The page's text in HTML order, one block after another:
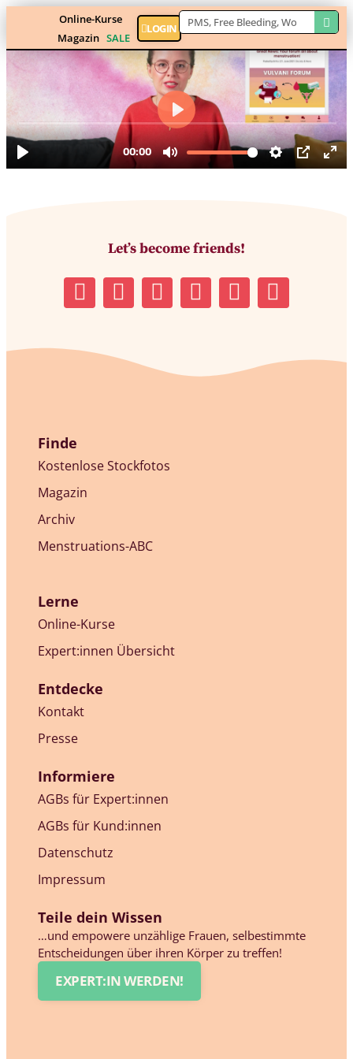
Online-Kurse
Magazin SALE
LOGIN
Let’s become friends!
Finde
Kostenlose Stockfotos
Magazin
Archiv
Menstruations-ABC
Lerne
Online-Kurse
Expert:innen Übersicht
Entdecke
Kontakt
Presse
Informiere
AGBs für Expert:innen
AGBs für Kund:innen
Datenschutz
Impressum
Teile dein Wissen
…und empowere unzählige Frauen, selbestimmte
Entscheidungen über ihren Körper zu treffen!
EXPERT:IN WERDEN!